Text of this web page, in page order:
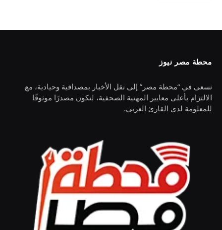
محطة مصر نيوز
نسعى في “محطة مصر” إلى نقل الأخبار بمصداقية وحيادية، مع
الالتزام بأعلى معايير المهنية الصحفية، لنكون مصدرًا موثوقًا
للمعلومة لدى القارئ العربي.